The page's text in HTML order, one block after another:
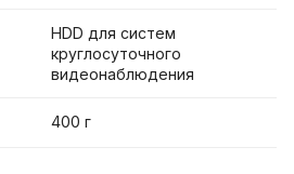
HDD для систем
круглосуточного
видеонаблюдения
400 г